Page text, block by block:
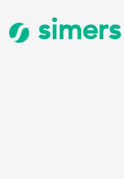
simers